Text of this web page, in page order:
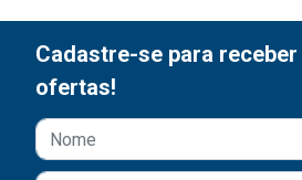
Cadastre-se para
ofertas!